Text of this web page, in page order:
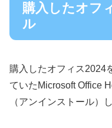
購入したオフ
ル
購入したオフィス2024
ていたMicrosoft Office
（アンインストール）